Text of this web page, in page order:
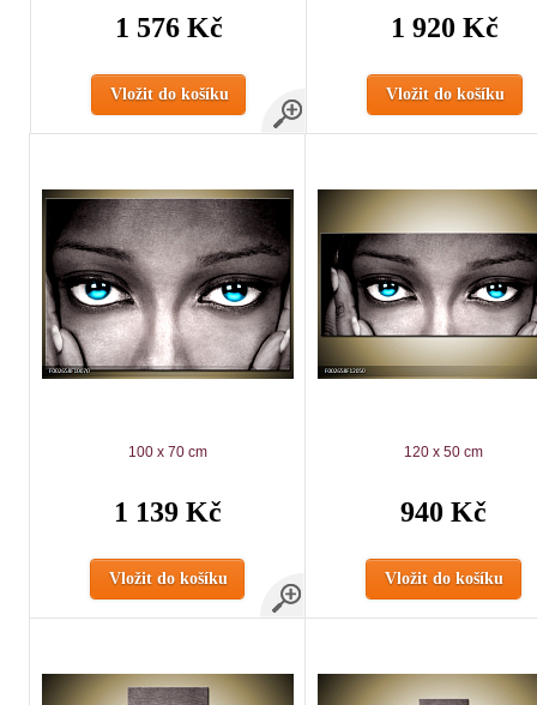
1 576 Kč
Vložit do košíku
1 920 Kč
Vložit do košíku
100 x 70 cm
1 139 Kč
Vložit do košíku
120 x 50 cm
940 Kč
Vložit do košíku